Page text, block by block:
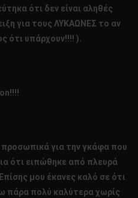
ότι δεν είναι αληθές
για τους ΛΥΚΑΩΝΕΣ το αν
ότι υπάρχουν!!!! ).
!!!!
για την γκάφα που
ότι ειπώθηκε από πλευρά
μου έκανες καλό σε ότι
πάρα πολύ καλύτερα χωρίς